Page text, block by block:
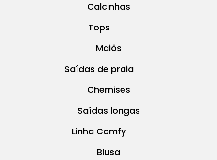
Calcinhas
Tops
Maiôs
Saídas de praia
Chemises
Saídas longas
Linha Comfy
Blusa